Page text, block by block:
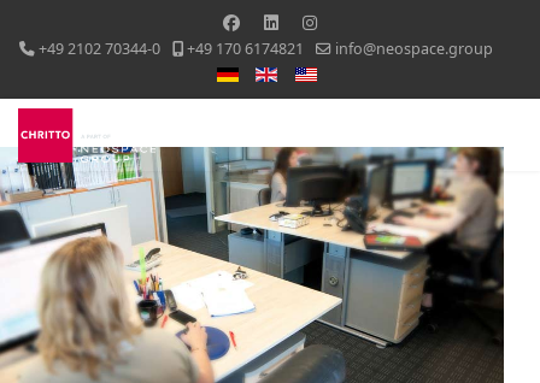
+49 2102 70344-0 +49 170 6174821
info@neospace.group
Select your language